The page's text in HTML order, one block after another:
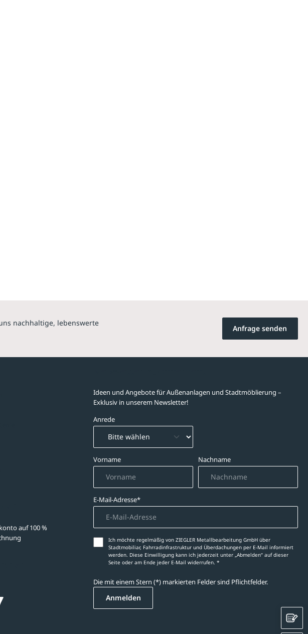
nachhaltige, lebenswerte
Anfrage senden
auf 100 %
Ideen und Angebote für Außenanlagen und Stadtmöblierung –
Exklusiv in unserem Newsletter!
Anrede
Vorname Nachname
E-Mail-Adresse*
Ich möchte regelmäßig von ZIEGLER Metallbearbeitung GmbH über
Stadtmobiliar, Fahrradinfrastruktur und Überdachungen per E-Mail informiert
werden. Diese Einwilligung kann ich jederzeit unter „Abmelden‘‘ auf dieser
Seite oder am Ende jeder E-Mail widerrufen. *
Die mit einem Stern (*) markierten Felder sind Pflichtfelder.
Anmelden